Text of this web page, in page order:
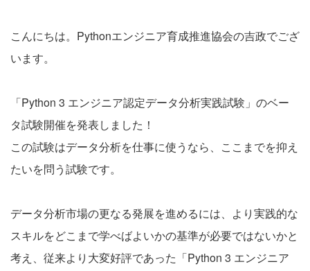
こんにちは。Pythonエンジニア育成推進協会の吉政でござ
います。
「Python 3 エンジニア認定データ分析実践試験」のベー
タ試験開催を発表しました！
この試験はデータ分析を仕事に使うなら、ここまでを抑え
たいを問う試験です。
データ分析市場の更なる発展を進めるには、より実践的な
スキルをどこまで学べばよいかの基準が必要ではないかと
考え、従来より大変好評であった「Python 3 エンジニア